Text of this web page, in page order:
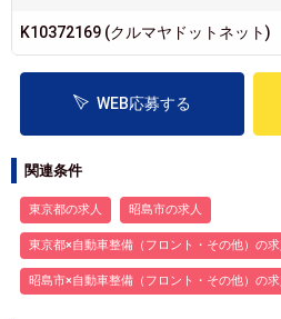
K10372169 (クルマヤドットネット)
WEB応募する
関連条件
東京都の求人 昭島市の求人
東京都×自動車整備（フロント・その他）の求
昭島市×自動車整備（フロント・その他）の求